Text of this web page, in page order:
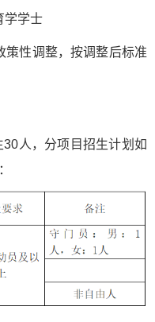
学士
策性调整，按调整后标准
人，分项目招生计划如